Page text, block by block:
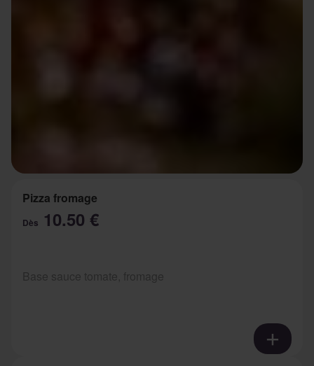
Pizza fromage
Dès 10.50 €